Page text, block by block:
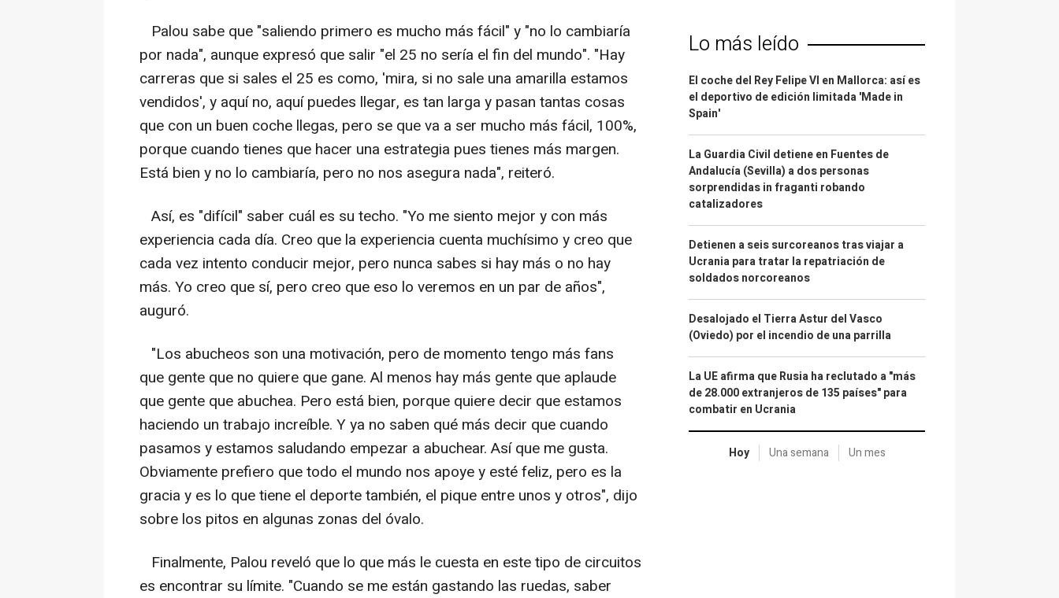
Palou sabe que "saliendo primero es mucho más fácil" y "no lo cambiaría
por nada", aunque expresó que salir "el 25 no sería el fin del mundo". "Hay
carreras que si sales el 25 es como, 'mira, si no sale una amarilla estamos
vendidos', y aquí no, aquí puedes llegar, es tan larga y pasan tantas cosas
que con un buen coche llegas, pero se que va a ser mucho más fácil, 100%,
porque cuando tienes que hacer una estrategia pues tienes más margen.
Está bien y no lo cambiaría, pero no nos asegura nada", reiteró.
Así, es "difícil" saber cuál es su techo. "Yo me siento mejor y con más
experiencia cada día. Creo que la experiencia cuenta muchísimo y creo que
cada vez intento conducir mejor, pero nunca sabes si hay más o no hay
más. Yo creo que sí, pero creo que eso lo veremos en un par de años",
auguró.
"Los abucheos son una motivación, pero de momento tengo más fans
que gente que no quiere que gane. Al menos hay más gente que aplaude
que gente que abuchea. Pero está bien, porque quiere decir que estamos
haciendo un trabajo increíble. Y ya no saben qué más decir que cuando
pasamos y estamos saludando empezar a abuchear. Así que me gusta.
Obviamente prefiero que todo el mundo nos apoye y esté feliz, pero es la
gracia y es lo que tiene el deporte también, el pique entre unos y otros", dijo
sobre los pitos en algunas zonas del óvalo.
Finalmente, Palou reveló que lo que más le cuesta en este tipo de circuitos
es encontrar su límite. "Cuando se me están gastando las ruedas, saber
Lo más leído
El coche del Rey Felipe VI en Mallorca: así es
el deportivo de edición limitada 'Made in
Spain'
La Guardia Civil detiene en Fuentes de
Andalucía (Sevilla) a dos personas
sorprendidas in fraganti robando
catalizadores
Detienen a seis surcoreanos tras viajar a
Ucrania para tratar la repatriación de
soldados norcoreanos
Desalojado el Tierra Astur del Vasco
(Oviedo) por el incendio de una parrilla
La UE afirma que Rusia ha reclutado a "más
de 28.000 extranjeros de 135 países" para
combatir en Ucrania
Hoy Una semana Un mes